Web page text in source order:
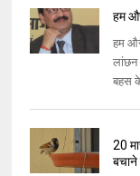
हम
हम और
लांछन
बहस
20
बचाने